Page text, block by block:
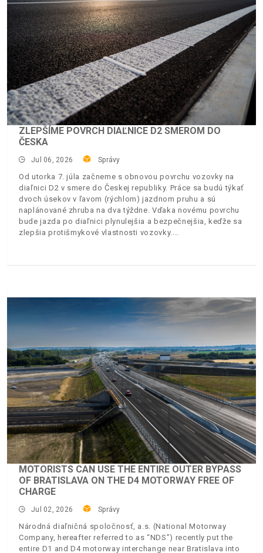
ZLEPŠÍME POVRCH DIAĽNICE D2 SMEROM DO
ČESKA
Jul 06, 2026 Správy
Od utorka 7. júla začneme s obnovou povrchu vozovky na
diaľnici D2 v smere do Českej republiky. Práce sa budú týkať
dvoch úsekov v ľavom (rýchlom) jazdnom pruhu a sú
naplánované zhruba na dva týždne. Vďaka novému povrchu
bude jazda po diaľnici plynulejšia a bezpečnejšia, keďže sa
zlepšia protišmykové vlastnosti vozovky.
MOTORISTS CAN USE THE ENTIRE OUTER BYPASS
OF BRATISLAVA ON THE D4 MOTORWAY FREE OF
CHARGE
Jul 02, 2026 Správy
Národná diaľničná spoločnosť, a.s. (National Motorway
Company, hereafter referred to as “NDS”) recently put the
entire D1 and D4 motorway interchange near Bratislava into